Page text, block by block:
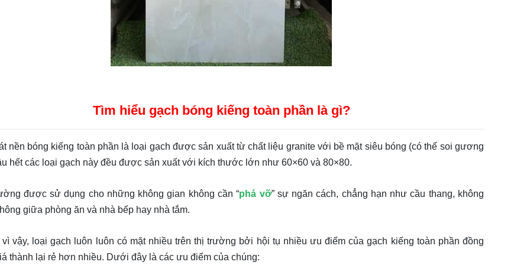
Tìm hiểu gạch bóng kiếng toàn phần là gì?
bóng kiếng toàn phần là loại gạch được sản xuất từ chất liệu granite với bề mặt siêu bóng (có thể soi gương
hết các loại gạch này đều được sản xuất với kích thước lớn như 60×60 và 80×80.
được sử dụng cho những không gian không cần “phá vỡ” sự ngăn cách, chẳng hạn như cầu thang, không
giữa phòng ăn và nhà bếp hay nhà tắm.
loại gạch luôn luôn có mặt nhiều trên thị trường bởi hội tụ nhiều ưu điểm của gạch kiếng toàn phần đồng
thành lại rẻ hơn nhiều. Dưới đây là các ưu điểm của chúng: